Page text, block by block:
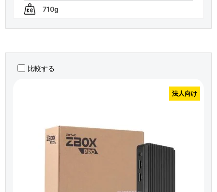
710g
比較する
法人向け